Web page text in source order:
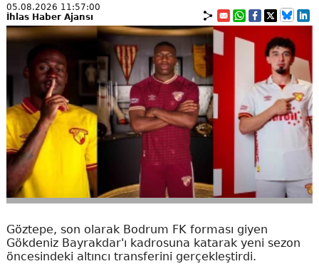
05.08.2026 11:57:00
İhlas Haber Ajansı
Göztepe, son olarak Bodrum FK forması giyen
Gökdeniz Bayrakdar'ı kadrosuna katarak yeni sezon
öncesindeki altıncı transferini gerçekleştirdi.